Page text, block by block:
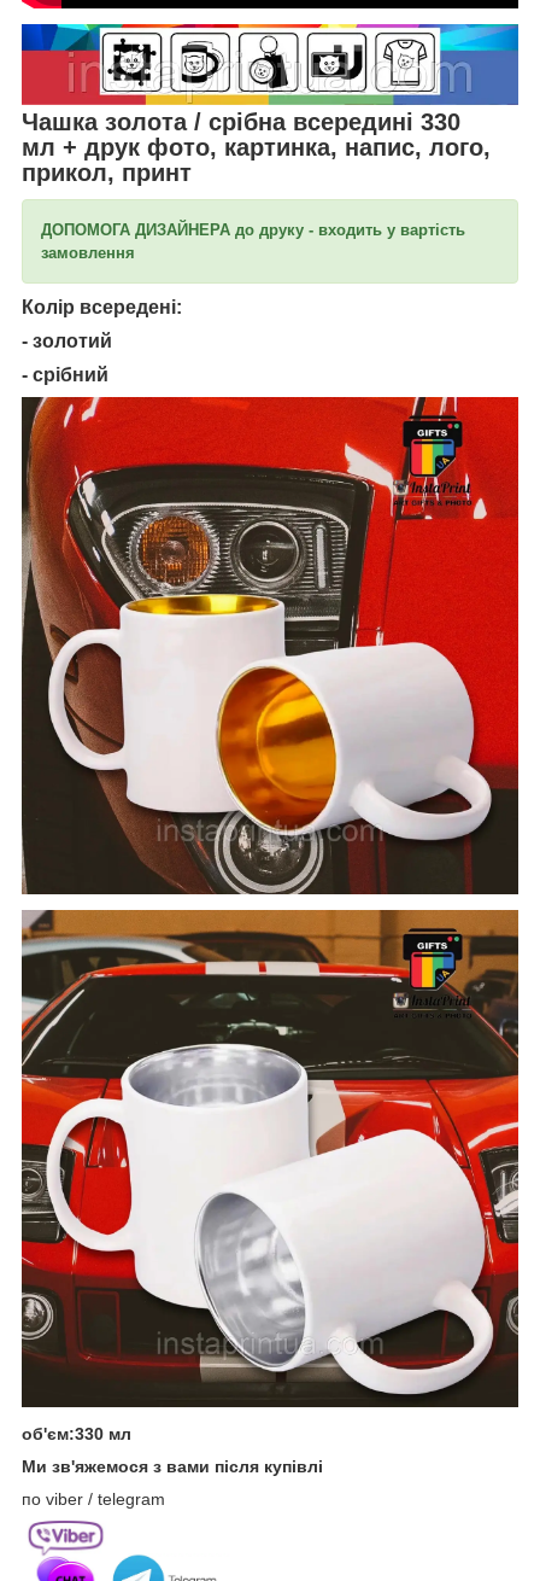
Чашка золота / срібна всередині 330
мл + друк фото, картинка, напис, лого,
прикол, принт
ДОПОМОГА ДИЗАЙНЕРА до друку - входить у вартість
замовлення
Колір всередені:
- золотий
- срібний
об'єм:330 мл
Ми зв'яжемося з вами після купівлі
по viber / telegram